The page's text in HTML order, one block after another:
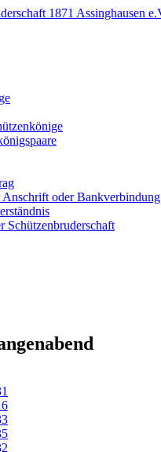
1871 Assinghausen e.V.
Anschrift oder Bankverbindung
Schützenbruderschaft